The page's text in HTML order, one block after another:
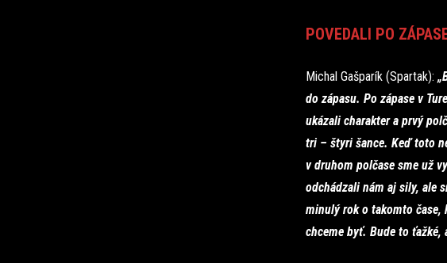
POVEDALI PO
Michal Gašparík (Spartak):
do zápasu. Po zápase v
ukázali charakter a prvý
tri – štyri šance. Keď toto
v druhom polčase sme už
odchádzali nám aj sily, ale
minulý rok o takomto čase,
chceme byť. Bude to ťažké,